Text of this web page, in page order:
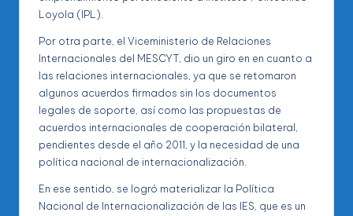
Loyola (IPL).
Por otra parte, el Viceministerio de Relaciones
Internacionales del MESCYT, dio un giro en en cuanto a
las relaciones internacionales, ya que se retomaron
algunos acuerdos firmados sin los documentos
legales de soporte, así como las propuestas de
acuerdos internacionales de cooperación bilateral,
pendientes desde el año 2011, y la necesidad de una
política nacional de internacionalización.
En ese sentido, se logró materializar la Política
Nacional de Internacionalización de las IES, que es un